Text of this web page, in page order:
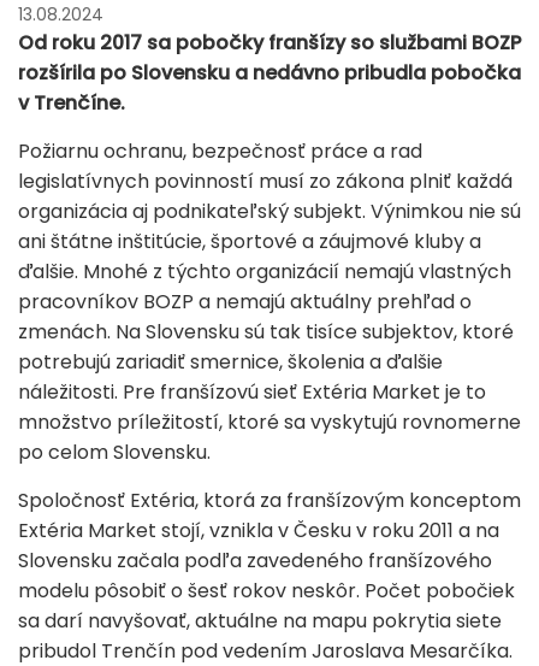
13.08.2024
Od roku 2017 sa pobočky franšízy so službami BOZP
rozšírila po Slovensku a nedávno pribudla pobočka
v Trenčíne.
Požiarnu ochranu, bezpečnosť práce a rad
legislatívnych povinností musí zo zákona plniť každá
organizácia aj podnikateľský subjekt. Výnimkou nie sú
ani štátne inštitúcie, športové a záujmové kluby a
ďalšie. Mnohé z týchto organizácií nemajú vlastných
pracovníkov BOZP a nemajú aktuálny prehľad o
zmenách. Na Slovensku sú tak tisíce subjektov, ktoré
potrebujú zariadiť smernice, školenia a ďalšie
náležitosti. Pre franšízovú sieť Extéria Market je to
množstvo príležitostí, ktoré sa vyskytujú rovnomerne
po celom Slovensku.
Spoločnosť Extéria, ktorá za franšízovým konceptom
Extéria Market stojí, vznikla v Česku v roku 2011 a na
Slovensku začala podľa zavedeného franšízového
modelu pôsobiť o šesť rokov neskôr. Počet pobočiek
sa darí navyšovať, aktuálne na mapu pokrytia siete
pribudol Trenčín pod vedením Jaroslava Mesarčíka.